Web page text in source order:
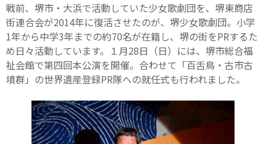
戦前、堺市・大浜で活動していた少女歌劇団を、堺東商店
街連合会が2014年に復活させたのが、堺少女歌劇団。小学
1年から中学3年までの約70名が在籍し、堺の街をPRするた
め日々活動しています。１月28日（日）には、堺市総合福
祉会館で第四回本公演を開催。合わせて「百舌鳥・古市古
墳群」の世界遺産登録PR隊への就任式も行われました。